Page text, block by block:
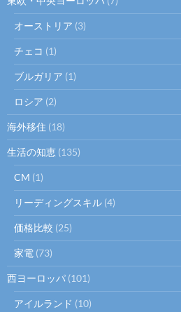
オーストリア (3)
チェコ (1)
ブルガリア (1)
ロシア (2)
海外移住 (18)
生活の知恵 (135)
CM (1)
リーディングスキル (4)
価格比較 (25)
家電 (73)
西ヨーロッパ (101)
アイルランド (10)